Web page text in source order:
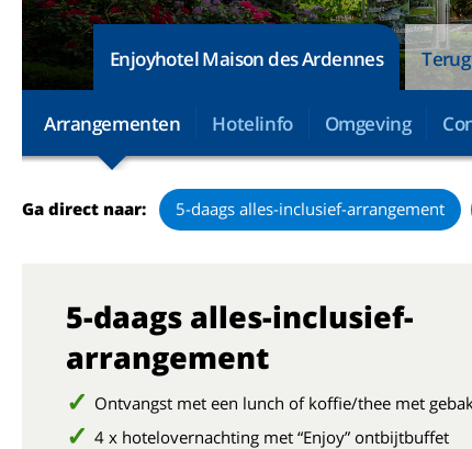
Enjoyhotel Maison des Ardennes
Arrangementen Hotelinfo Omgeving
Ga direct naar: 5-daags alles-inclusief-arrangement
5-daags alles-inclusief-
arrangement
Ontvangst met een lunch of koffie/thee met
4 x hotelovernachting met “Enjoy” ontbijtbuffet